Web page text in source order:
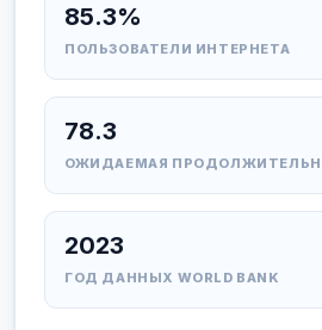
85.3%
ПОЛЬЗОВАТЕЛИ ИНТЕРНЕТА
78.3
ОЖИДАЕМАЯ
2023
ГОД ДАННЫХ WORLD BANK